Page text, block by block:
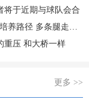
将于近期与球队会合
路径 多条腿走路吧
重压 和大桥一样
更多 >>